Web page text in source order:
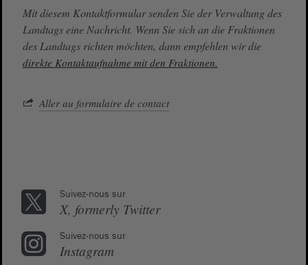
Mit diesem Kontaktformular senden Sie der Verwaltung des
Landtags eine Nachricht. Wenn Sie sich an die Fraktionen
des Landtags richten möchten, dann empfehlen wir die
direkte Kontaktaufnahme mit den Fraktionen.
Aller au formulaire de contact
Suivez-nous sur
X, formerly Twitter
Suivez-nous sur
Instagram